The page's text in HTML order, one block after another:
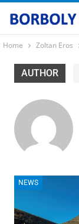
Home Zoltan Eros
AUTHOR
NEWS